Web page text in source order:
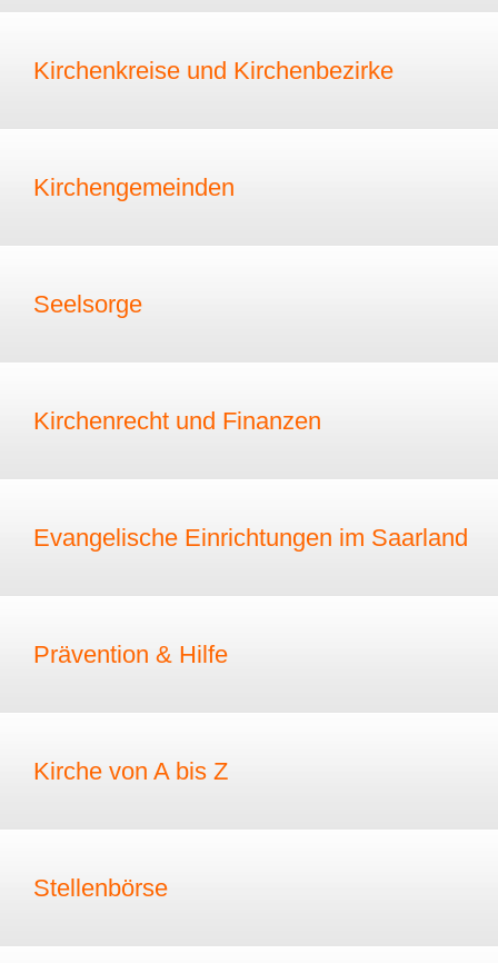
Kirchenkreise und Kirchenbezirke
Kirchengemeinden
Seelsorge
Kirchenrecht und Finanzen
Evangelische Einrichtungen im Saarland
Prävention & Hilfe
Kirche von A bis Z
Stellenbörse